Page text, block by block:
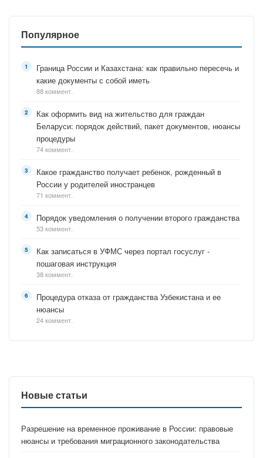
Популярное
Граница России и Казахстана: как правильно пересечь и
какие документы с собой иметь
88 коммент.
Как оформить вид на жительство для граждан
Беларуси: порядок действий, пакет документов, нюансы
процедуры
74 коммент.
Какое гражданство получает ребенок, рожденный в
России у родителей иностранцев
71 коммент.
Порядок уведомления о получении второго гражданства
53 коммент.
Как записаться в УФМС через портал госуслуг -
пошаговая инструкция
38 коммент.
Процедура отказа от гражданства Узбекистана и ее
нюансы
24 коммент.
Новые статьи
Разрешение на временное проживание в России: правовые
нюансы и требования миграционного законодательства